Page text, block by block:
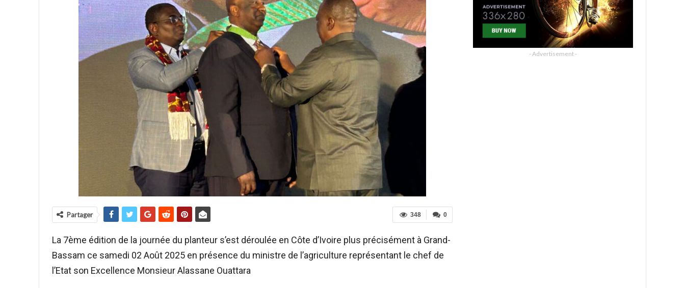
0
348
Partager
La 7ème édition de la journée du planteur s’est déroulée en Côte d’Ivoire plus précisément à Grand-
Bassam ce samedi 02 Août 2025 en présence du ministre de l’agriculture représentant le chef de
l’Etat son Excellence Monsieur Alassane Ouattara
- Advertisement -